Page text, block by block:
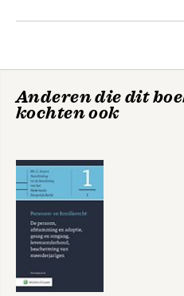
Digitale
nalatenschap
Anderen die dit
kochten ook